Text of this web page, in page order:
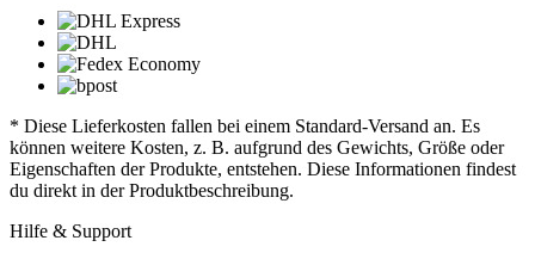
* Diese Lieferkosten fallen bei einem Standard-Versand an. Es
können weitere Kosten, z. B. aufgrund des Gewichts, Größe oder
Eigenschaften der Produkte, entstehen. Diese Informationen findest
du direkt in der Produktbeschreibung.
Hilfe & Support